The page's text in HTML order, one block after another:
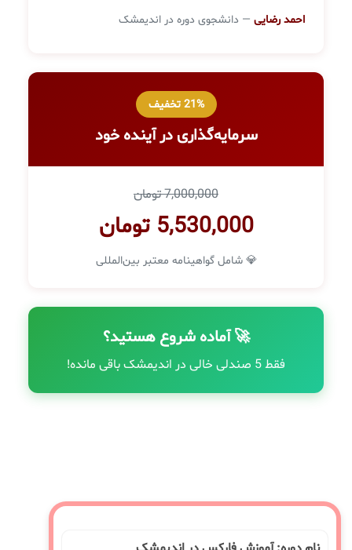
احمد رضایی — دانشجوی دوره در اندیمشک
21% تخفیف
سرمایه‌گذاری در آینده خود
7,000,000 تومان
5,530,000 تومان
💎 شامل گواهینامه معتبر بین‌المللی
🚀 آماده شروع هستید؟
فقط 5 صندلی خالی در اندیمشک باقی مانده!